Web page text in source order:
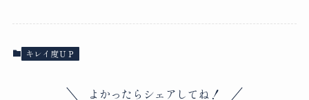
キレイ度ＵＰ
よかったらシェアしてね！